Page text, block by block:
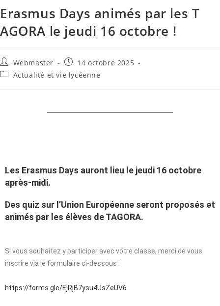
Erasmus Days animés par les T
AGORA le jeudi 16 octobre !
Webmaster
14 octobre 2025
Actualité et vie lycéenne
Les Erasmus Days auront lieu le jeudi 16 octobre
après-midi.
Des quiz sur l’Union Européenne seront proposés et
animés par les élèves de TAGORA.
Si vous souhaitez y participer avec votre classe, merci de vous
inscrire via le formulaire ci-dessous :
https://forms.gle/EjRjB7ysu4UsZeUV6